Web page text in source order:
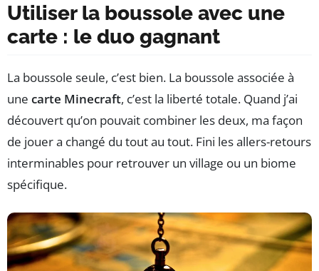
Utiliser la boussole avec une
carte : le duo gagnant
La boussole seule, c’est bien. La boussole associée à
une carte Minecraft, c’est la liberté totale. Quand j’ai
découvert qu’on pouvait combiner les deux, ma façon
de jouer a changé du tout au tout. Fini les allers-retours
interminables pour retrouver un village ou un biome
spécifique.